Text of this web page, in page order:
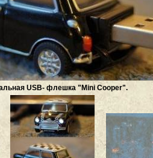
USB- флешка "Mini Cooper".